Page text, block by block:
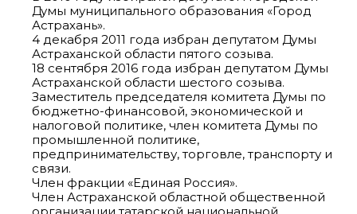
Думы муниципального образования «Город
Астрахань».
4 декабря 2011 года избран депутатом Думы
Астраханской области пятого созыва.
18 сентября 2016 года избран депутатом Думы
Астраханской области шестого созыва.
Заместитель председателя комитета Думы по
бюджетно-финансовой, экономической и
налоговой политике, член комитета Думы по
промышленной политике,
предпринимательству, торговле, транспорту и
связи.
Член фракции «Единая Россия».
Член Астраханской областной общественной